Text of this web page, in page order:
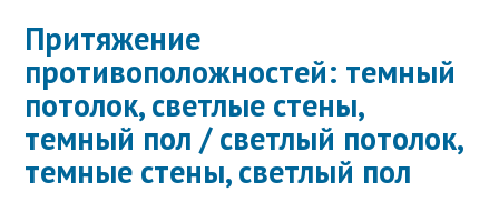
Притяжение
противоположностей: темный
потолок, светлые стены,
темный пол / светлый потолок,
темные стены, светлый пол